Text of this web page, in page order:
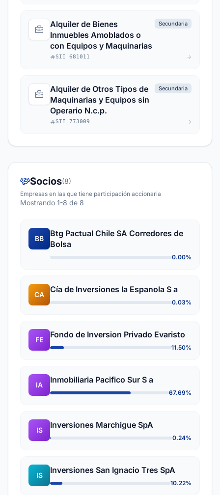
Alquiler de Bienes
Inmuebles Amoblados o
con Equipos y Maquinarias
Secundaria
SII 681011
Alquiler de Otros Tipos de
Maquinarias y Equipos sin
Operario N.c.p.
Secundaria
SII 773009
Socios(8)
Empresas en las que tiene participación accionaria
Mostrando 1-8 de 8
BB
Btg Pactual Chile SA Corredores de
Bolsa
0.00%
CA
Cía de Inversiones la Espanola S a
0.03%
FE
Fondo de Inversion Privado Evaristo
11.50%
IA
Inmobiliaria Pacifico Sur S a
67.69%
IS
Inversiones Marchigue SpA
0.24%
IS
Inversiones San Ignacio Tres SpA
10.22%